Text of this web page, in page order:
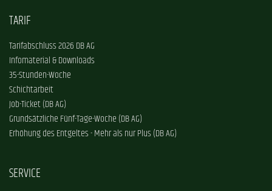
TARIF
Tarifabschluss 2026 DB AG
Infomaterial & Downloads
35-Stunden-Woche
Schichtarbeit
Job-Ticket (DB AG)
Grundsätzliche Fünf-Tage-Woche (DB AG)
Erhöhung des Entgeltes - Mehr als nur Plus (DB AG)
SERVICE